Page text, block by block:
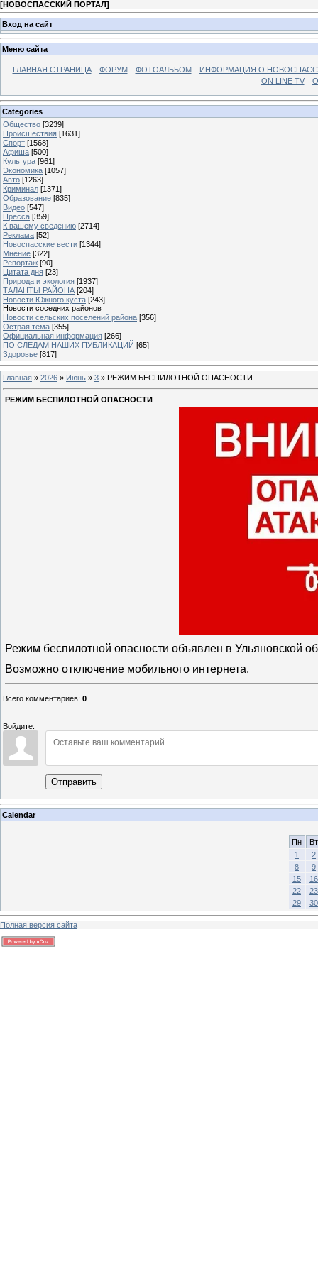
[НОВОСПАССКИЙ ПОРТАЛ]
Вход на сайт
Меню сайта
ГЛАВНАЯ СТРАНИЦА ФОРУМ ФОТОАЛЬБОМ
ИНФОРМАЦИЯ О
ON LINE TV
Categories
Общество [3239]
Происшествия [1631]
Спорт [1568]
Афиша [500]
Культура [961]
Экономика [1057]
Авто [1263]
Криминал [1371]
Образование [835]
Видео [547]
Пресса [359]
К вашему сведению [2714]
Реклама [52]
Новоспасские вести [1344]
Мнение [322]
Репортаж [90]
Цитата дня [23]
Природа и экология [1937]
ТАЛАНТЫ РАЙОНА [204]
Новости Южного куста [243]
Новости соседних районов
Новости сельских поселений района [356]
Острая тема [355]
Официальная информация [266]
ПО СЛЕДАМ НАШИХ ПУБЛИКАЦИЙ [65]
Здоровье [817]
Главная » 2026 » Июнь » 3 » РЕЖИМ БЕСПИЛОТНОЙ ОПАСНОСТИ
РЕЖИМ БЕСПИЛОТНОЙ ОПАСНОСТИ
Режим беспилотной опасности объявлен в Ульяновской
Возможно отключение мобильного интернета.
Всего комментариев: 0
Войдите:
Отправить
Calendar
Пн
Вт
1
2
8
9
15
16
22
23
29
30
Полная версия сайта